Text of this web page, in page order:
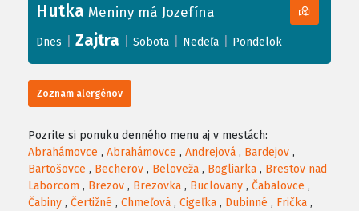
+
−
Hutka Meniny má Jozefína
Dnes Zajtra Sobota Nedeľa Pondelok
Zoznam alergénov
Pozrite si ponuku denného menu aj v mestách:
Abrahámovce , Abrahámovce , Andrejová , Bardejov ,
Bartošovce , Becherov , Beloveža , Bogliarka , Brestov nad
Laborcom , Brezov , Brezovka , Buclovany , Čabalovce ,
Čabiny , Čertižné , Chmeľová , Cigeľka , Dubinné , Frička ,